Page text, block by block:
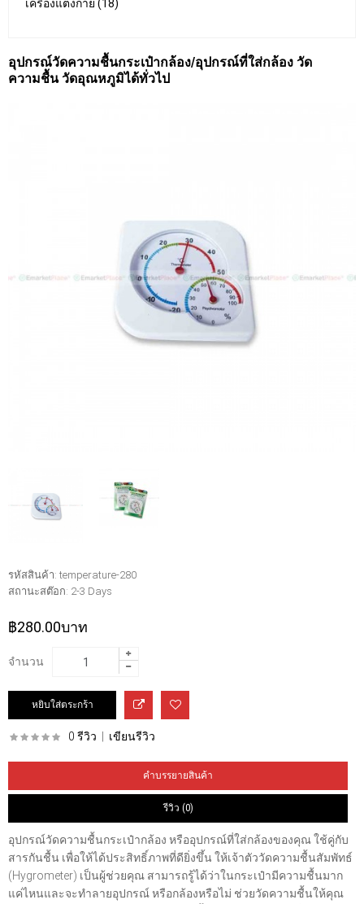
เครื่องแต่งกาย (18)
อุปกรณ์วัดความชื้นกระเป๋ากล้อง/อุปกรณ์ที่ใส่กล้อง วัด
ความชื้น วัดอุณหภูมิได้ทั่วไป
รหัสสินค้า: temperature-280
สถานะสต๊อก: 2-3 Days
฿280.00บาท
จำนวน
0 รีวิว เขียนรีวิว
คำบรรยายสินค้า
รีวิว (0)
อุปกรณ์วัดความชื้นกระเป๋ากล้อง หรืออุปกรณ์ที่ใส่กล้องของคุณ ใช้คู่กับ
สารกันชื้น เพื่อให้ได้ประสิทธิ์ภาพที่ดียิ่งขึ้น ให้เจ้าตัววัดความชื้นสัมพัทธ์
(Hygrometer) เป็นผู้ช่วยคุณ สามารถรู้ได้ว่าในกระเป๋ามีความชื้นมาก
แค่ไหนและจะทำลายอุปกรณ์ หรือกล้องหรือไม่ ช่วยวัดความชื้นให้คุณ